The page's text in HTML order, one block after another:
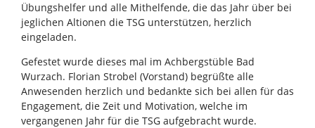
Übungshelfer und alle Mithelfende, die das Jahr über bei
jeglichen Altionen die TSG unterstützen, herzlich
eingeladen.
Gefestet wurde dieses mal im Achbergstüble Bad
Wurzach. Florian Strobel (Vorstand) begrüßte alle
Anwesenden herzlich und bedankte sich bei allen für das
Engagement, die Zeit und Motivation, welche im
vergangenen Jahr für die TSG aufgebracht wurde.